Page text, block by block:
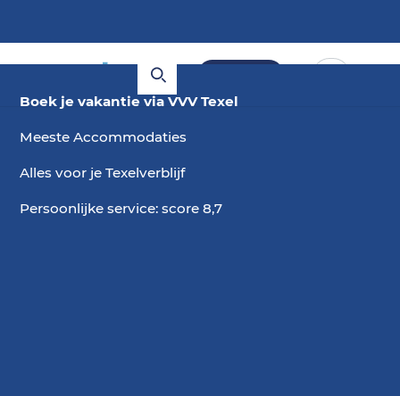
Boek je vakantie via VVV Texel
Meeste Accommodaties
Alles voor je Texelverblijf
Persoonlijke service: score 8,7